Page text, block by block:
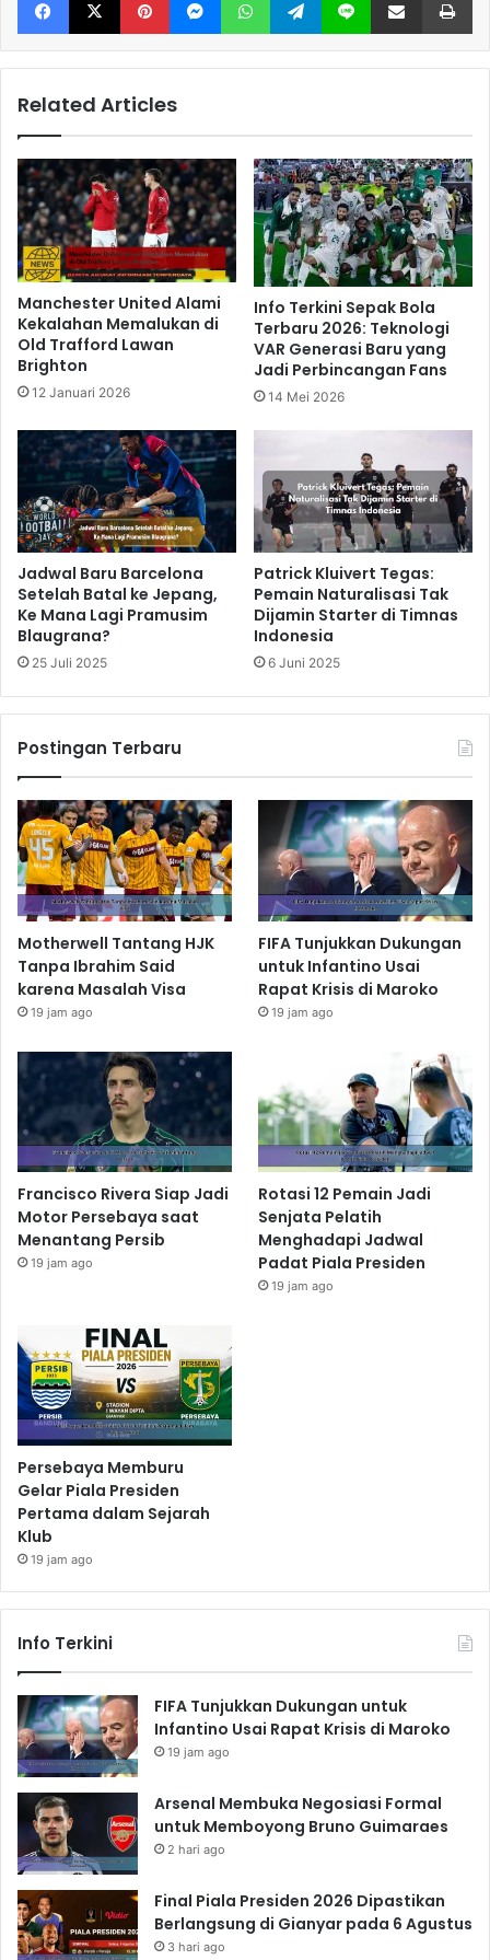
Related Articles
Manchester United Alami
Kekalahan Memalukan di
Old Trafford Lawan
Brighton
12 Januari 2026
Info Terkini Sepak Bola
Terbaru 2026: Teknologi
VAR Generasi Baru yang
Jadi Perbincangan Fans
14 Mei 2026
Jadwal Baru Barcelona
Setelah Batal ke Jepang,
Ke Mana Lagi Pramusim
Blaugrana?
25 Juli 2025
Patrick Kluivert Tegas:
Pemain Naturalisasi Tak
Dijamin Starter di Timnas
Indonesia
6 Juni 2025
Postingan Terbaru
Motherwell Tantang HJK
Tanpa Ibrahim Said
karena Masalah Visa
19 jam ago
FIFA Tunjukkan Dukungan
untuk Infantino Usai
Rapat Krisis di Maroko
19 jam ago
Francisco Rivera Siap Jadi
Motor Persebaya saat
Menantang Persib
19 jam ago
Rotasi 12 Pemain Jadi
Senjata Pelatih
Menghadapi Jadwal
Padat Piala Presiden
19 jam ago
Persebaya Memburu
Gelar Piala Presiden
Pertama dalam Sejarah
Klub
19 jam ago
Info Terkini
FIFA Tunjukkan Dukungan untuk
Infantino Usai Rapat Krisis di Maroko
19 jam ago
Arsenal Membuka Negosiasi Formal
untuk Memboyong Bruno Guimaraes
2 hari ago
Final Piala Presiden 2026 Dipastikan
Berlangsung di Gianyar pada 6 Agustus
3 hari ago